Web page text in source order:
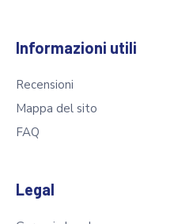
Informazioni utili
Recensioni
Mappa del sito
FAQ
Legal